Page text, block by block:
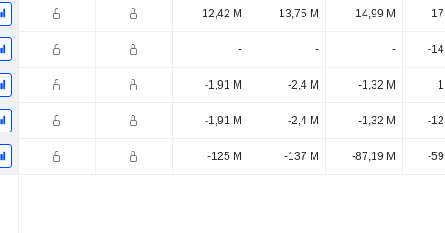
12,42 M 13,75 M 14,99 M
- - - -
-1,91 M -2,4 M -1,32 M
-1,91 M -2,4 M -1,32 M -
-125 M -137 M -87,19 M -